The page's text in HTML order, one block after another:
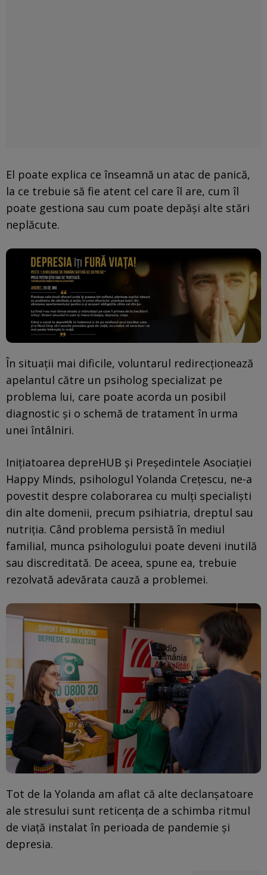
El poate explica ce înseamnă un atac de panică,
la ce trebuie să fie atent cel care îl are, cum îl
poate gestiona sau cum poate depăși alte stări
neplăcute.
În situații mai dificile, voluntarul redirecționează
apelantul către un psiholog specializat pe
problema lui, care poate acorda un posibil
diagnostic și o schemă de tratament în urma
unei întâlniri.
Inițiatoarea depreHUB și Președintele Asociației
Happy Minds, psihologul Yolanda Crețescu, ne-a
povestit despre colaborarea cu mulți specialiști
din alte domenii, precum psihiatria, dreptul sau
nutriția. Când problema persistă în mediul
familial, munca psihologului poate deveni inutilă
sau discreditată. De aceea, spune ea, trebuie
rezolvată adevărata cauză a problemei.
Tot de la Yolanda am aflat că alte declanșatoare
ale stresului sunt reticența de a schimba ritmul
de viață instalat în perioada de pandemie și
depresia.